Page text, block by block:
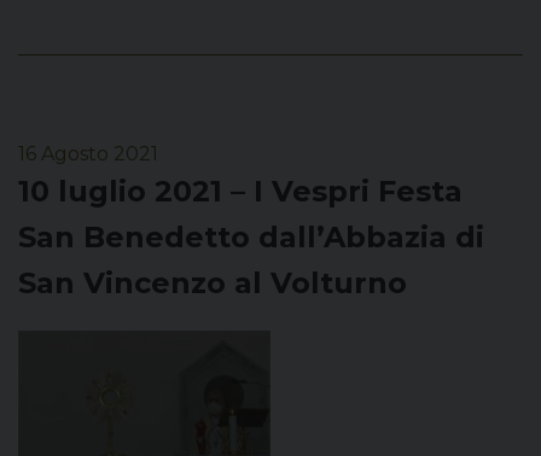
16 Agosto 2021
10 luglio 2021 – I Vespri Festa
San Benedetto dall’Abbazia di
San Vincenzo al Volturno